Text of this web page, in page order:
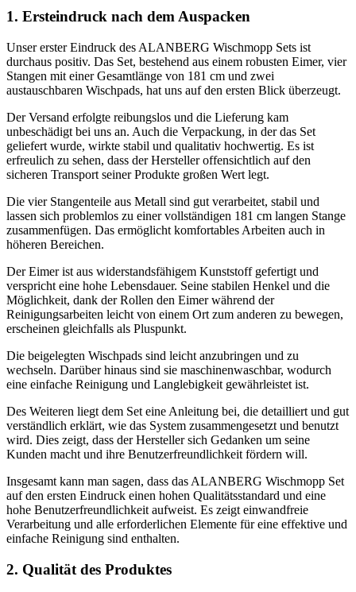
1. Ersteindruck nach dem Auspacken
Unser erster Eindruck des ALANBERG Wischmopp Sets ist
durchaus positiv. Das Set, bestehend aus einem robusten Eimer, vier
Stangen mit einer Gesamtlänge von 181 cm und zwei
austauschbaren Wischpads, hat uns auf den ersten Blick überzeugt.
Der Versand erfolgte reibungslos und die Lieferung kam
unbeschädigt bei uns an. Auch die Verpackung, in der das Set
geliefert wurde, wirkte stabil und qualitativ hochwertig. Es ist
erfreulich zu sehen, dass der Hersteller offensichtlich auf den
sicheren Transport seiner Produkte großen Wert legt.
Die vier Stangenteile aus Metall sind gut verarbeitet, stabil und
lassen sich problemlos zu einer vollständigen 181 cm langen Stange
zusammenfügen. Das ermöglicht komfortables Arbeiten auch in
höheren Bereichen.
Der Eimer ist aus widerstandsfähigem Kunststoff gefertigt und
verspricht eine hohe Lebensdauer. Seine stabilen Henkel und die
Möglichkeit, dank der Rollen den Eimer während der
Reinigungsarbeiten leicht von einem Ort zum anderen zu bewegen,
erscheinen gleichfalls als Pluspunkt.
Die beigelegten Wischpads sind leicht anzubringen und zu
wechseln. Darüber hinaus sind sie maschinenwaschbar, wodurch
eine einfache Reinigung und Langlebigkeit gewährleistet ist.
Des Weiteren liegt dem Set eine Anleitung bei, die detailliert und gut
verständlich erklärt, wie das System zusammengesetzt und benutzt
wird. Dies zeigt, dass der Hersteller sich Gedanken um seine
Kunden macht und ihre Benutzerfreundlichkeit fördern will.
Insgesamt kann man sagen, dass das ALANBERG Wischmopp Set
auf den ersten Eindruck einen hohen Qualitätsstandard und eine
hohe Benutzerfreundlichkeit aufweist. Es zeigt einwandfreie
Verarbeitung und alle erforderlichen Elemente für eine effektive und
einfache Reinigung sind enthalten.
2. Qualität des Produktes